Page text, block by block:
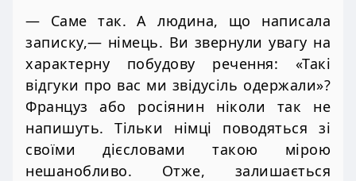
— Саме так. А людина, що написала
записку,— німець. Ви звернули увагу на
характерну побудову речення: «Такі
відгуки про вас ми звідусіль одержали»?
Француз або росіянин ніколи так не
напишуть. Тільки німці поводяться зі
своїми дієсловами такою мірою
нешанобливо. Отже, залишається